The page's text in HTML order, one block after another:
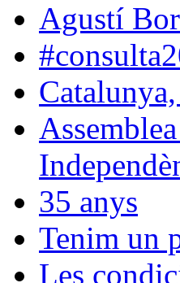
Agustí
35 anys
Tenim un
Les